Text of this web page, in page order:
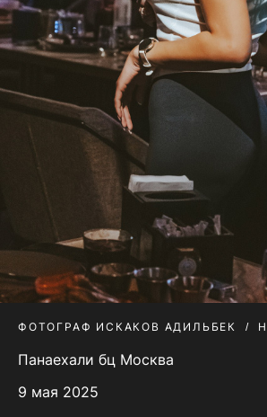
ФОТОГРАФ ИСКАКОВ АДИЛЬБЕК
Панаехали бц Москва
9 мая 2025